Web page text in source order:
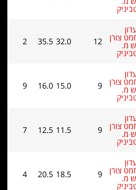
12
32.0
35.5
2
9
15.0
16.0
9
9
11.5
12.5
7
9
18.5
20.5
4